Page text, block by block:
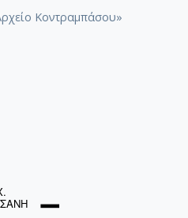
Κοντραμπάσου»